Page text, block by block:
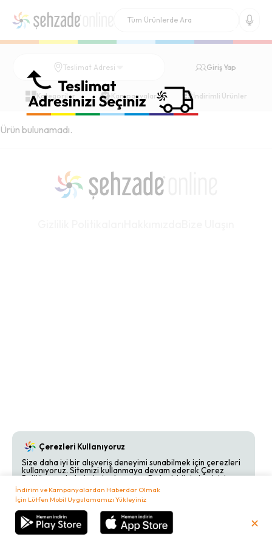
İndirim ve Kampanyalardan Haberdar Olmak
İçin Lütfen Mobil Uygulamamızı Yükleyiniz
✕
Sepetim 0,00
Teslimat Adresi Giriş Yap
Kategoriler Kampanyalar İndirimli Ürünler
Ürün bulunamadı.
Çerezleri Kullanıyoruz
Size daha iyi bir alışveriş deneyimi sunabilmek için çerezleri
kullanıyoruz. Sitemizi kullanmaya devam ederek Çerez
Politikamızı kabul etmiş olursunuz. Detaylı bilgi almak için
Çerez Politikamızı
inceleyebilirsiniz.
Kabul Et